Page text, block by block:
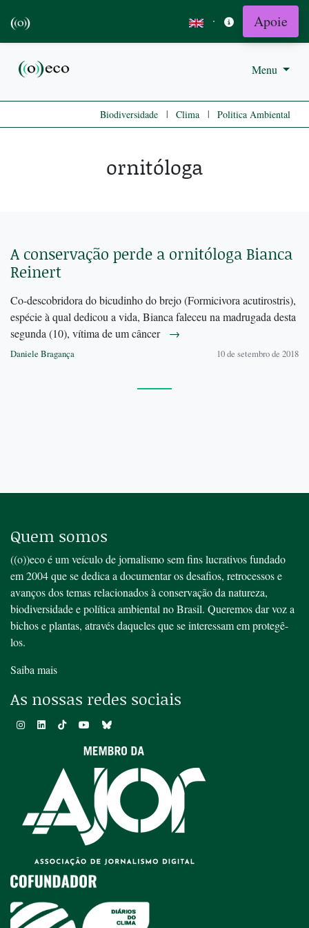
· Apoie
Menu
Biodiversidade | Clima | Politica Ambiental
ornitóloga
A conservação perde a ornitóloga Bianca
Reinert
Co-descobridora do bicudinho do brejo (Formicivora acutirostris),
espécie à qual dedicou a vida, Bianca faleceu na madrugada desta
segunda (10), vítima de um câncer →
Daniele Bragança 10 de setembro de 2018
Quem somos
((o))eco é um veículo de jornalismo sem fins lucrativos fundado
em 2004 que se dedica a documentar os desafios, retrocessos e
avanços dos temas relacionados à conservação da natureza,
biodiversidade e política ambiental no Brasil. Queremos dar voz a
bichos e plantas, através daqueles que se interessam em protegê-
los.
Saiba mais
As nossas redes sociais